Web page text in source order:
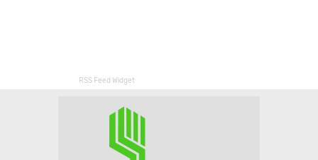
RSS Feed Widget